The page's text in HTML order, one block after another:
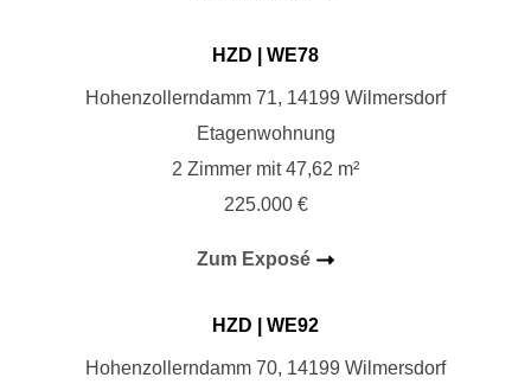
HZD | WE78
Hohenzollerndamm 71, 14199 Wilmersdorf
Etagenwohnung
2 Zimmer mit 47,62 m²
225.000 €
Zum Exposé
HZD | WE92
Hohenzollerndamm 70, 14199 Wilmersdorf